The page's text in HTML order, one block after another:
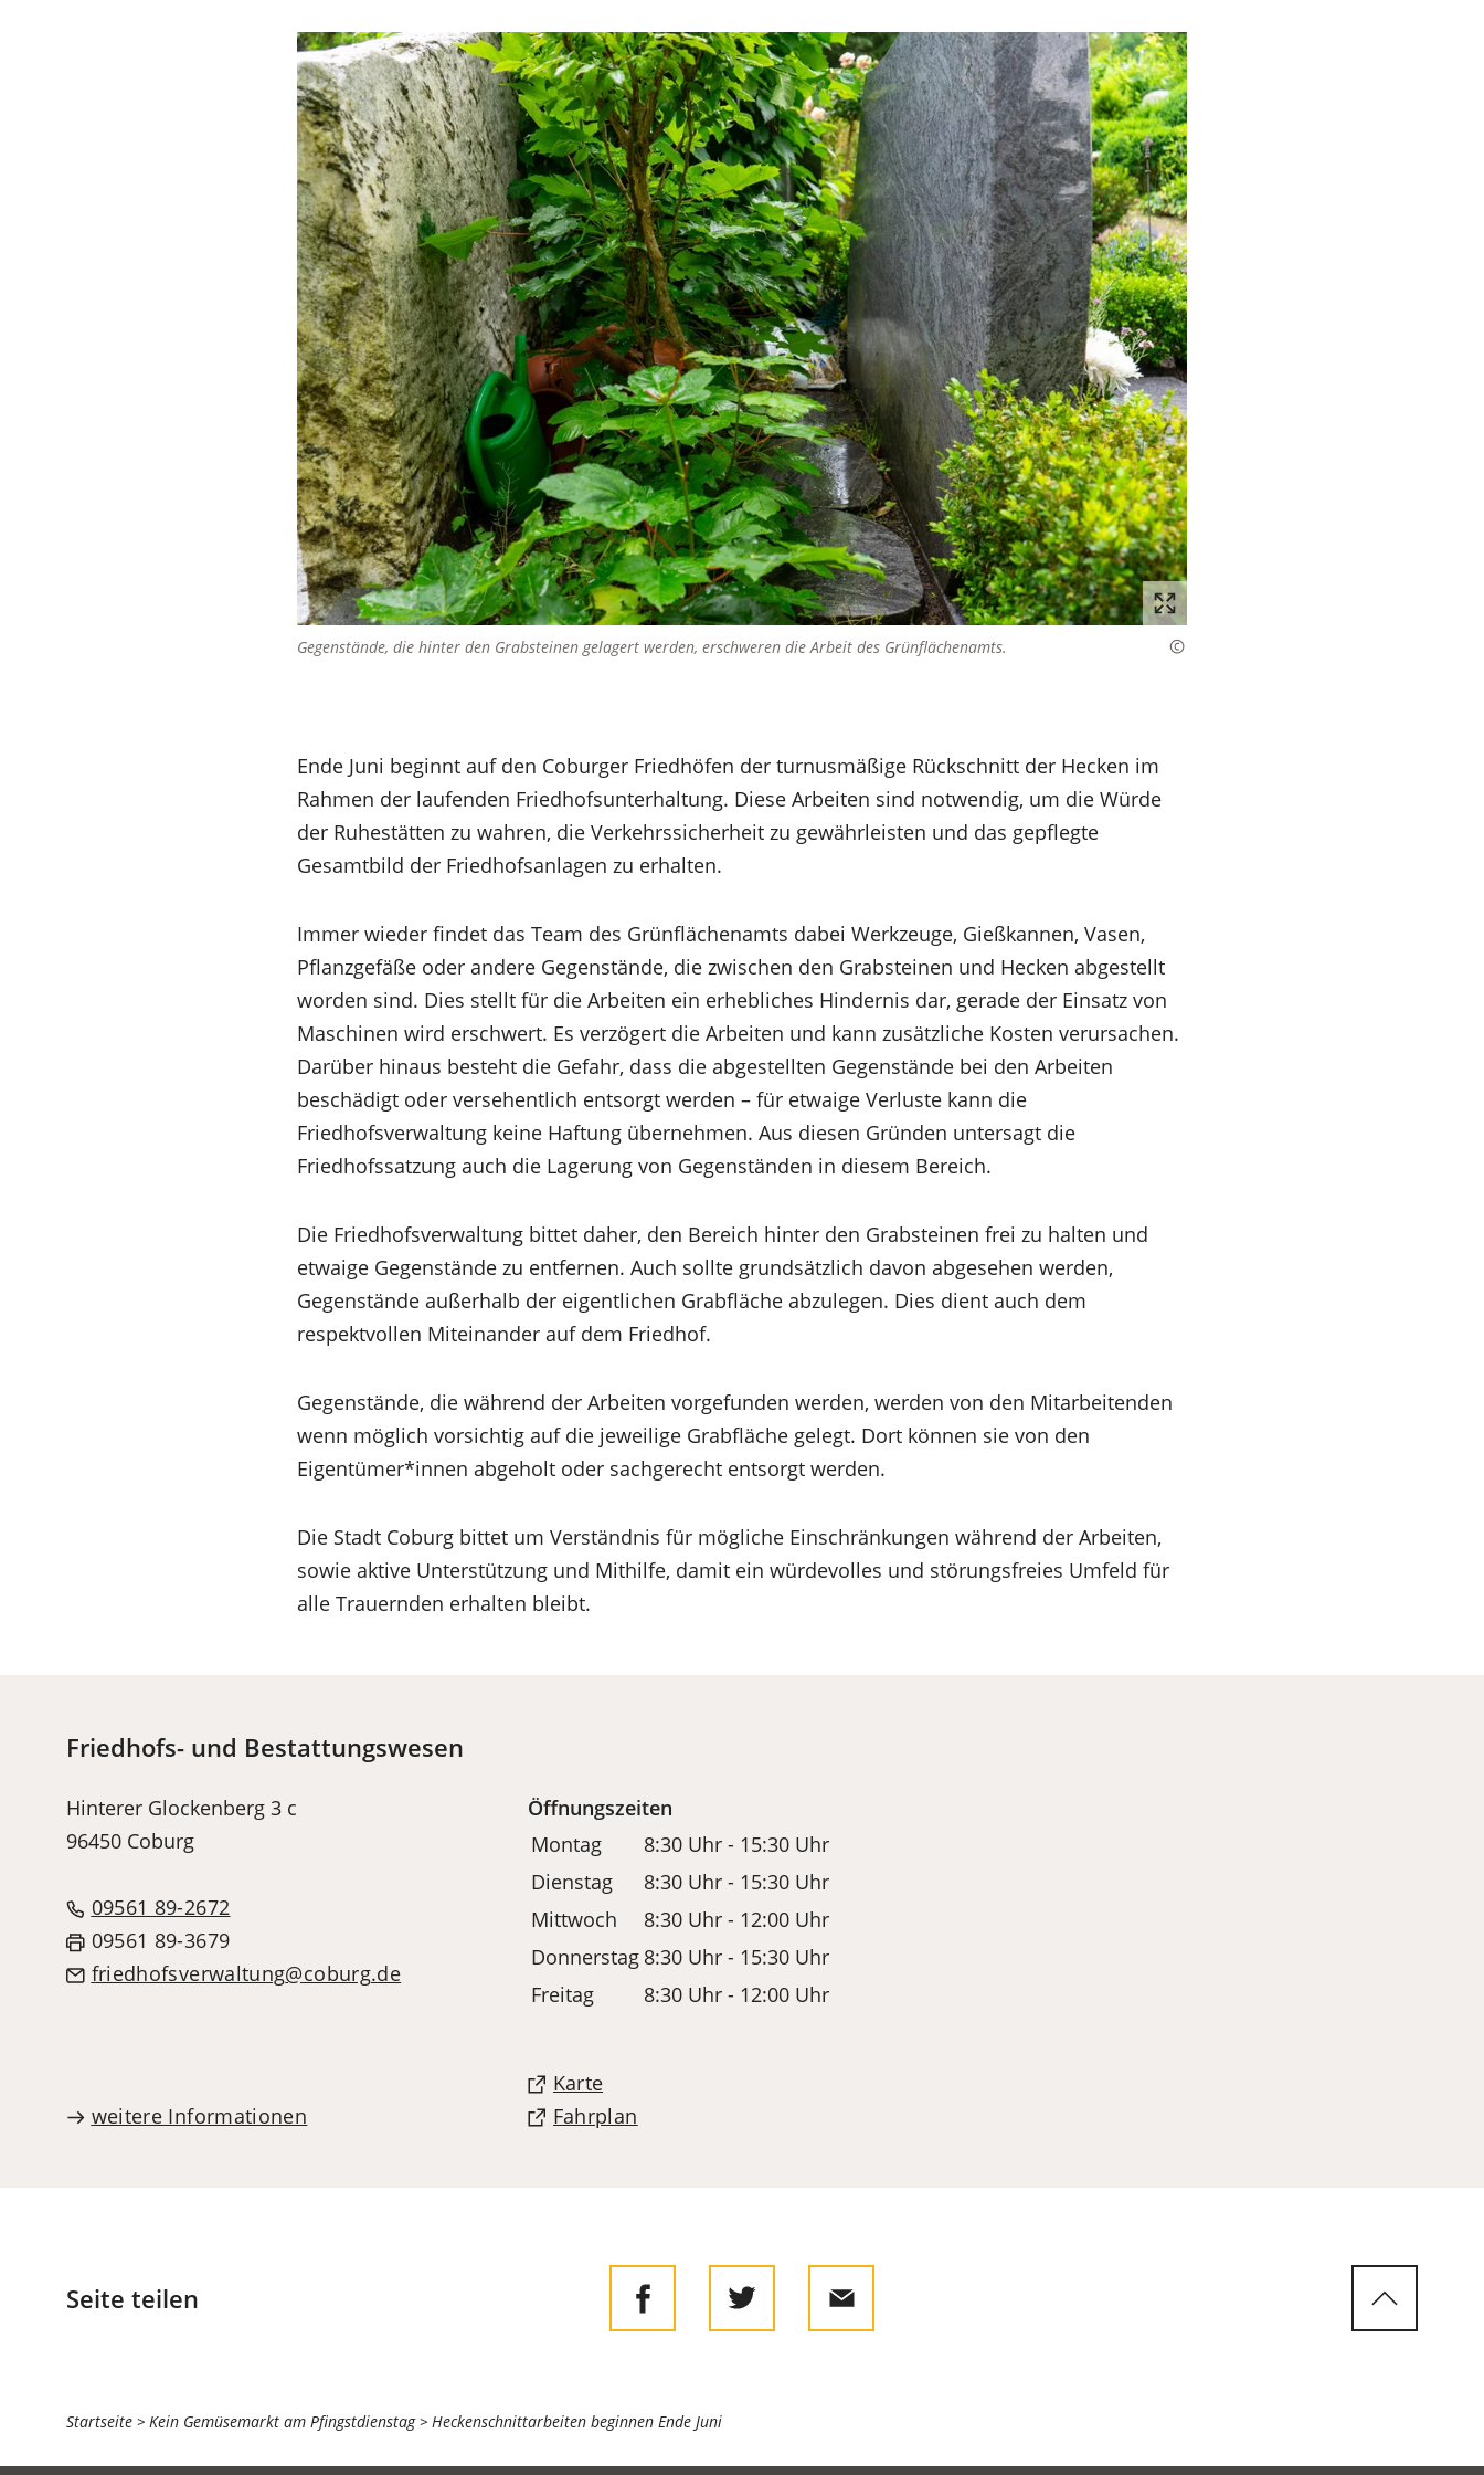
Gegenstände, die hinter den Grabsteinen gelagert werden, erschweren die Arbeit des Grünflächenamts.
Ende Juni beginnt auf den Coburger Friedhöfen der turnusmäßige Rückschnitt der Hecken im
Rahmen der laufenden Friedhofsunterhaltung. Diese Arbeiten sind notwendig, um die Würde
der Ruhestätten zu wahren, die Verkehrssicherheit zu gewährleisten und das gepflegte
Gesamtbild der Friedhofsanlagen zu erhalten.
Immer wieder findet das Team des Grünflächenamts dabei Werkzeuge, Gießkannen, Vasen,
Pflanzgefäße oder andere Gegenstände, die zwischen den Grabsteinen und Hecken abgestellt
worden sind. Dies stellt für die Arbeiten ein erhebliches Hindernis dar, gerade der Einsatz von
Maschinen wird erschwert. Es verzögert die Arbeiten und kann zusätzliche Kosten verursachen.
Darüber hinaus besteht die Gefahr, dass die abgestellten Gegenstände bei den Arbeiten
beschädigt oder versehentlich entsorgt werden – für etwaige Verluste kann die
Friedhofsverwaltung keine Haftung übernehmen. Aus diesen Gründen untersagt die
Friedhofssatzung auch die Lagerung von Gegenständen in diesem Bereich.
Die Friedhofsverwaltung bittet daher, den Bereich hinter den Grabsteinen frei zu halten und
etwaige Gegenstände zu entfernen. Auch sollte grundsätzlich davon abgesehen werden,
Gegenstände außerhalb der eigentlichen Grabfläche abzulegen. Dies dient auch dem
respektvollen Miteinander auf dem Friedhof.
Gegenstände, die während der Arbeiten vorgefunden werden, werden von den Mitarbeitenden
wenn möglich vorsichtig auf die jeweilige Grabfläche gelegt. Dort können sie von den
Eigentümer*innen abgeholt oder sachgerecht entsorgt werden.
Die Stadt Coburg bittet um Verständnis für mögliche Einschränkungen während der Arbeiten,
sowie aktive Unterstützung und Mithilfe, damit ein würdevolles und störungsfreies Umfeld für
alle Trauernden erhalten bleibt.
Friedhofs- und Bestattungswesen
Hinterer Glockenberg 3 c
96450 Coburg
09561 89-2672
09561 89-3679
friedhofsverwaltung
coburg de
weitere Informationen
Öffnungszeiten
Montag
8:30 Uhr - 15:30 Uhr
Dienstag
8:30 Uhr - 15:30 Uhr
Mittwoch
8:30 Uhr - 12:00 Uhr
Donnerstag 8:30 Uhr - 15:30 Uhr
Freitag
8:30 Uhr - 12:00 Uhr
Karte
(Öffnet
in Fahrplan
(Öffnet
Seite teilen
Sie
befinden
Startseite Kein Gemüsemarkt am Pfingstdienstag Heckenschnittarbeiten beginnen Ende Juni